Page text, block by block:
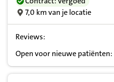
7,0 km van je locatie
Reviews:
Open voor nieuwe patiënten: